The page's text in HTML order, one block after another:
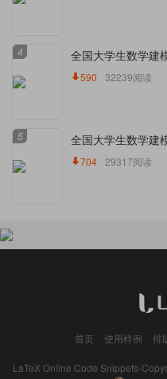
4 全国大学生数学建
590 32239阅读
5 全国大学生数学建
704 29317阅读
首页 使用样例 排
LaTeX Online Code Snippets-